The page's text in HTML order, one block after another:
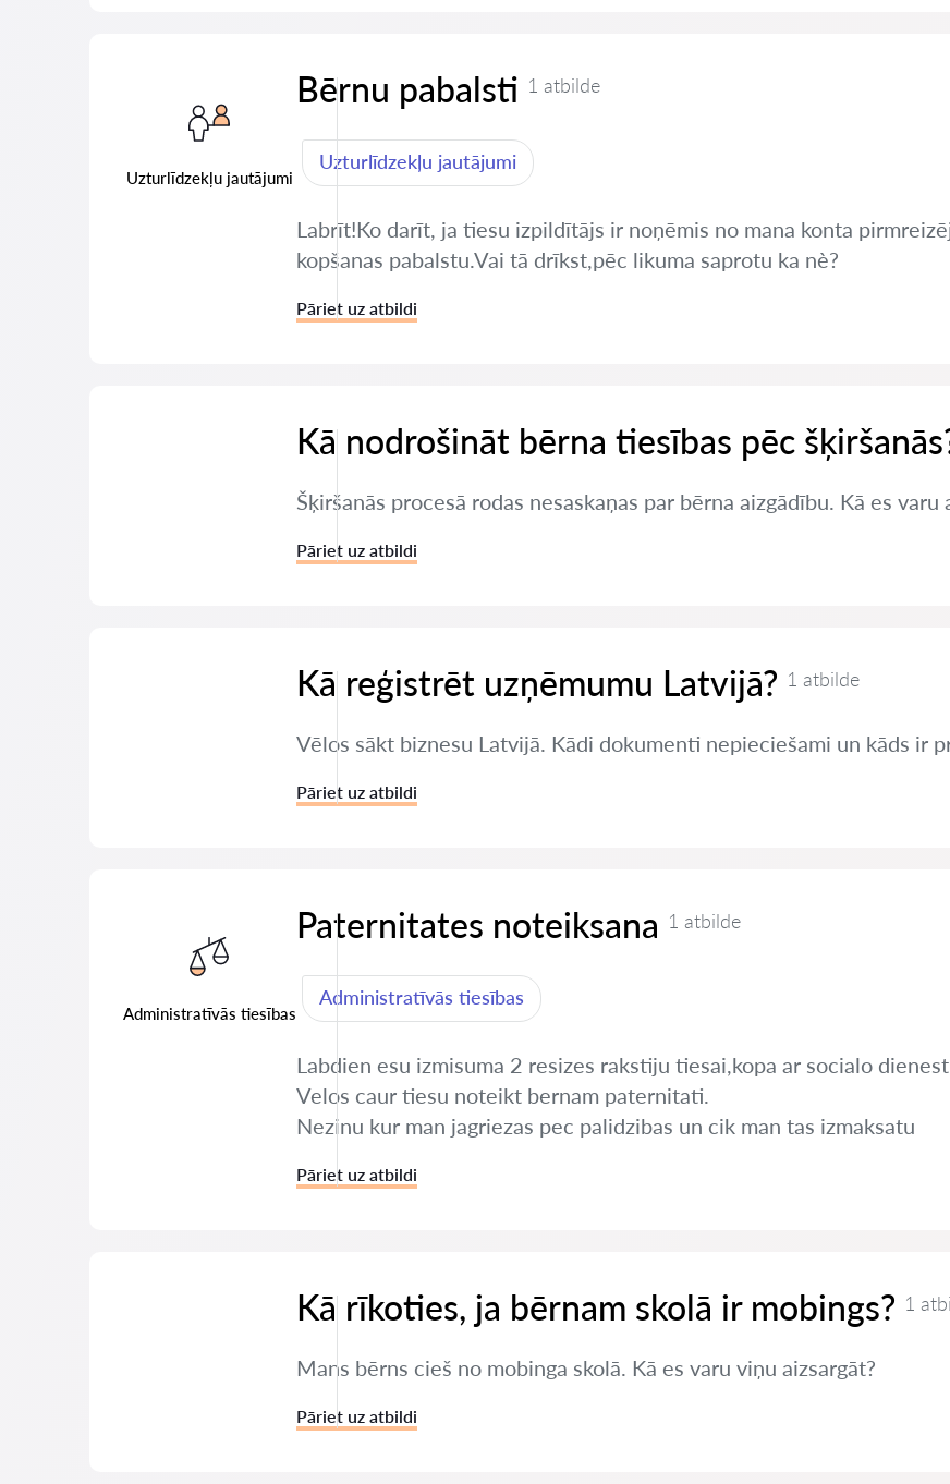
Uzturlīdzekļu jautājumi
Bērnu pabalsti 1 atbilde
Uzturlīdzekļu jautājumi
Labrīt!Ko darīt, ja tiesu izpildītājs ir noņēmis no mana konta
kopšanas pabalstu.Vai tā drīkst,pēc likuma saprotu ka nè?
Pāriet uz atbildi
Kā nodrošināt bērna tiesības pēc
Šķiršanās procesā rodas nesaskaņas par bērna aizgādību. Kā es
Pāriet uz atbildi
Kā reģistrēt uzņēmumu Latvijā? 1 atbilde
Vēlos sākt biznesu Latvijā. Kādi dokumenti nepieciešami un kāds ir
Pāriet uz atbildi
Administratīvās tiesības
Paternitates noteiksana 1 atbilde
Administratīvās tiesības
Labdien esu izmisuma 2 resizes rakstiju tiesai,kopa ar socialo
Velos caur tiesu noteikt bernam paternitati.
Nezinu kur man jagriezas pec palidzibas un cik man tas izmaksatu
Pāriet uz atbildi
Kā rīkoties, ja bērnam skolā ir mobings? 1
Mans bērns cieš no mobinga skolā. Kā es varu viņu aizsargāt?
Pāriet uz atbildi